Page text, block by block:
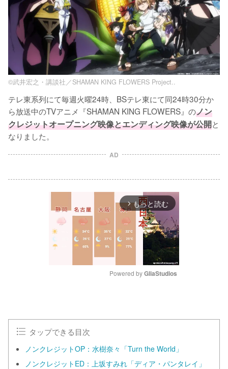
©武井宏之・講談社／SHAMAN KING FLOWERS Project..
テレ東系列にて毎週火曜24時、BSテレ東にて同24時30分か
ら放送中のTVアニメ『SHAMAN KING FLOWERS』のノン
クレジットオープニング映像とエンディング映像が公開と
なりました。
AD
arrow_forward_ios もっと読む
Powered by GliaStudios
タップできる目次
ノンクレジットOP：水樹奈々「Turn the World」
ノンクレジットED：上坂すみれ「ディア・パンタレイ」